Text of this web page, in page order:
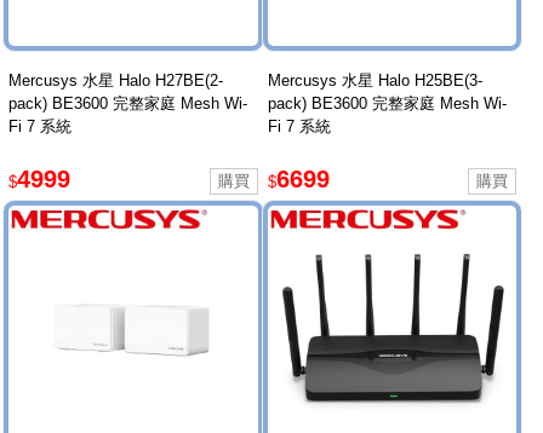
Mercusys 水星 Halo H27BE(2-
pack) BE3600 完整家庭 Mesh Wi-
Fi 7 系統
$4999
Mercusys 水星 Halo H25BE(3-
pack) BE3600 完整家庭 Mesh Wi-
Fi 7 系統
$6699